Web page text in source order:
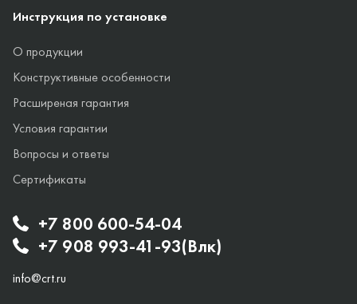
+7 800 600-54-04
+7 908 993-41-93(Влк)
info@crt.ru
Инструкция по установке
О продукции
Конструктивные особенности
Расширеная гарантия
Условия гарантии
Вопросы и ответы
Сертификаты